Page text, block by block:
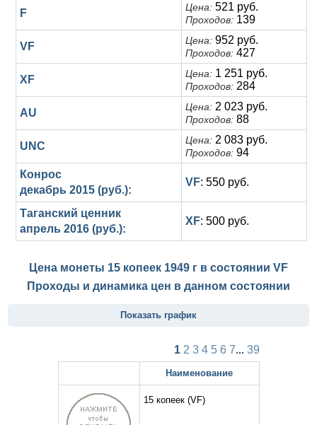
F Цена: 521 руб.
Проходов: 139
VF Цена: 952 руб.
Проходов: 427
XF Цена: 1 251 руб.
Проходов: 284
AU Цена: 2 023 руб.
Проходов: 88
UNC Цена: 2 083 руб.
Проходов: 94
Конрос
декабрь 2015 (руб.):
VF: 550 руб.
Таганский ценник
апрель 2016 (руб.):
XF: 500 руб.
Цена монеты 15 копеек 1949 г в состоянии VF
Проходы и динамика цен в данном состоянии
Показать график
1 2 3 4 5 6 7... 39
Наименование
15 копеек(VF)